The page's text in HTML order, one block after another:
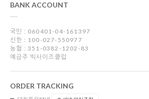
BANK ACCOUNT
국민 : 060401-04-161397
신한 : 100-027-550977
농협 : 351-0382-1202-83
예금주 빅사이즈클럽
ORDER TRACKING